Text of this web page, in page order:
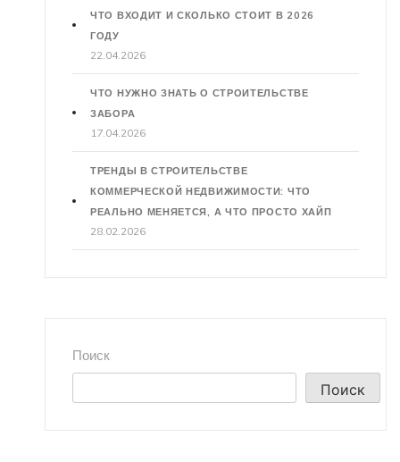
ЧТО ВХОДИТ И СКОЛЬКО СТОИТ В 2026
ГОДУ
22.04.2026
ЧТО НУЖНО ЗНАТЬ О СТРОИТЕЛЬСТВЕ
ЗАБОРА
17.04.2026
ТРЕНДЫ В СТРОИТЕЛЬСТВЕ
КОММЕРЧЕСКОЙ НЕДВИЖИМОСТИ: ЧТО
РЕАЛЬНО МЕНЯЕТСЯ, А ЧТО ПРОСТО ХАЙП
28.02.2026
Поиск
Поиск